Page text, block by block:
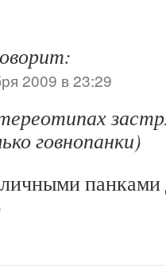
2009 в 23:29
говнопанки)
панками